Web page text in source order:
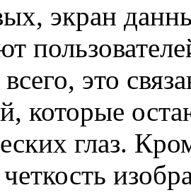
экран
это
которые
глаз.